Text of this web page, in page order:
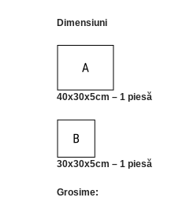
Dimensiuni
40x30x5cm – 1 piesă
30x30x5cm – 1 piesă
Grosime: